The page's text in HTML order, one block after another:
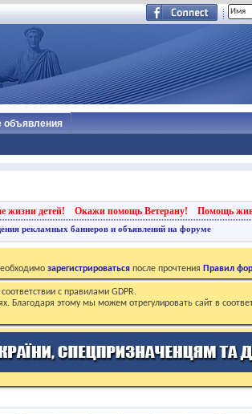
объявления
жизни детей! Окажи помощь Ветерану! Помощь
рекламных баннеров и объявлений на форуме
зарегистрироваться после прочтения Правил
с правилами GDPR.
Благодаря этому мы можем отрегулировать сайт в